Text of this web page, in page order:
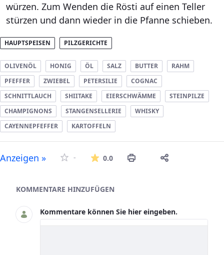
würzen. Zum Wenden die Rösti auf einen Teller
stürzen und dann wieder in die Pfanne schieben.
HAUPTSPEISEN PILZGERICHTE
OLIVENÖL HONIG ÖL SALZ BUTTER
RAHM
PFEFFER
ZWIEBEL PETERSILIE
COGNAC
SCHNITTLAUCH
SHIITAKE EIERSCHWÄMME
STEINPILZE
CHAMPIGNONS
STANGENSELLERIE
WHISKY
CAYENNEPFEFFER
KARTOFFELN
Anzeigen » - 0.0Die durchschnittliche
Asset-Herausgeber
KOMMENTARE HINZUFÜGEN
Kommentare können Sie hier eingeben.